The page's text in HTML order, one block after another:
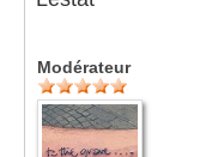
Modérateur